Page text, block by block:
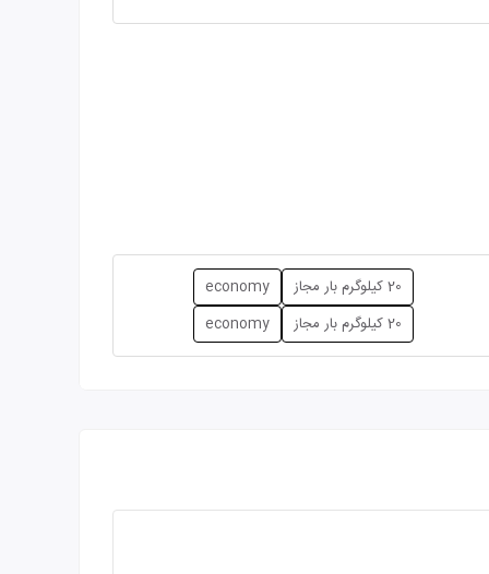
20 کیلوگرم بار مجاز economy
20 کیلوگرم بار مجاز economy